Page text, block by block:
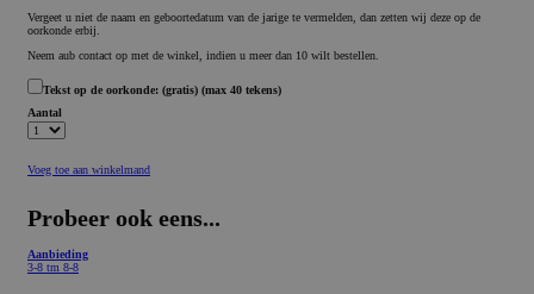
Vergeet u niet de naam en geboortedatum van de jarige te vermelden, dan zetten wij deze op de
oorkonde erbij.
Neem aub contact op met de winkel, indien u meer dan 10 wilt bestellen.
Tekst op de oorkonde: (gratis) (max 40 tekens)
Aantal
Voeg toe aan winkelmand
Probeer ook eens...
Aanbieding
3-8 tm 8-8